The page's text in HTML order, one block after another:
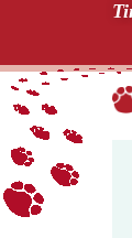
content